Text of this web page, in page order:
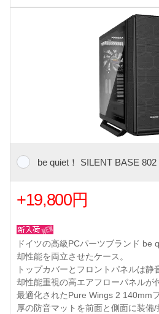
be quiet！ SILENT BASE 802
+19,800円
ドイツの高級PCパーツブランド be
却性能を両立させたケース。
トップカバーとフロントパネルは
却性能重視の高エアフローパネルが
最適化されたPure Wings 2 140mm
厚の防音マットを前面と側面に装備